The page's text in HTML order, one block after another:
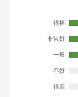
很棒
非常好
一般
不好
很差